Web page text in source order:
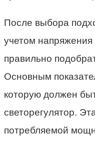
После выбора
учетом
правильно
Основным
которую должен
светорегулятор.
потребляемой